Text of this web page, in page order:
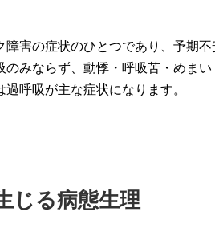
障害の症状のひとつであり、予期
のみならず、動悸・呼吸苦・めま
呼吸が主な症状になります。
じる病態生理